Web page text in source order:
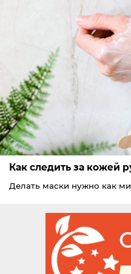
Как следить за кожей
Делать маски нужно как